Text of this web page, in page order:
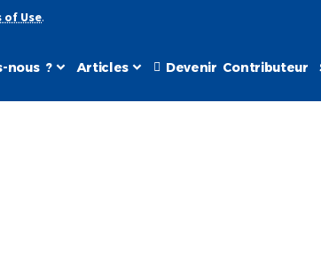
of Use.
nous ? Articles Devenir Contributeur